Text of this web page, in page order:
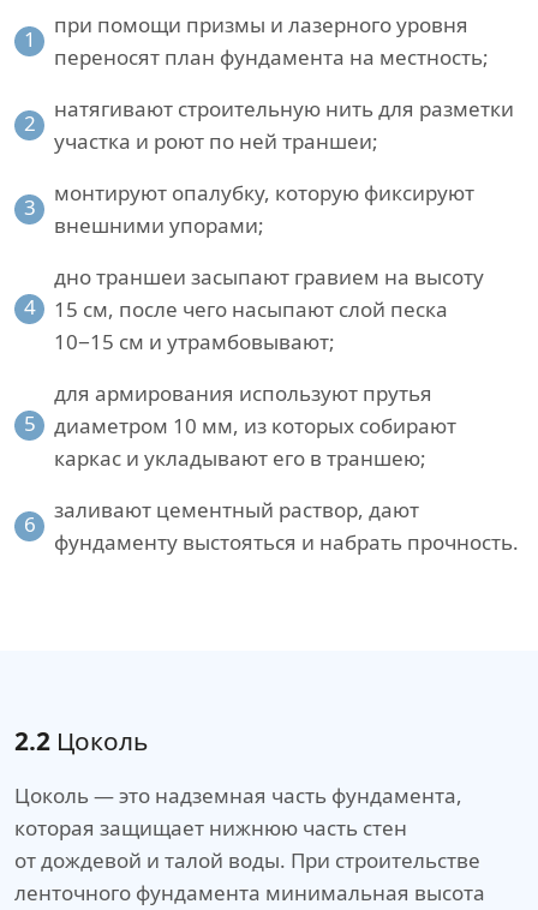
1
при помощи призмы и лазерного уровня
переносят план фундамента на местность;
2
натягивают строительную нить для разметки
участка и роют по ней траншеи;
3
монтируют опалубку, которую фиксируют
внешними упорами;
4
дно траншеи засыпают гравием на высоту
15 см, после чего насыпают слой песка
10−15 см и утрамбовывают;
5
для армирования используют прутья
диаметром 10 мм, из которых собирают
каркас и укладывают его в траншею;
6
заливают цементный раствор, дают
фундаменту выстояться и набрать прочность.
2.2 Цоколь
Цоколь — это надземная часть фундамента,
которая защищает нижнюю часть стен
от дождевой и талой воды. При строительстве
ленточного фундамента минимальная высота